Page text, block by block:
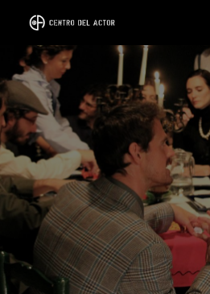
EL CENTRO
FORMACIÓN
CICLOS
INTENSIVOS
COACH
ALQUILER DE SALA
LLÁMANOS